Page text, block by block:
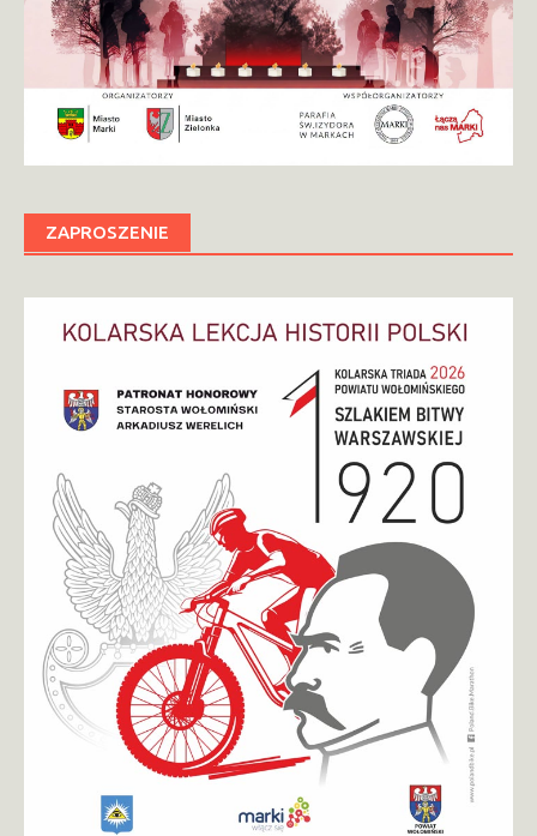
ZAPROSZENIE